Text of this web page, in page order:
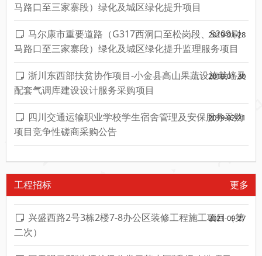
马路口至三家寨段）绿化及城区绿化提升项目
马尔康市重要道路（G317西洞口至松岗段、S209刷
马路口至三家寨段）绿化及城区绿化提升监理服务项目
2019-01-28
浙川东西部扶贫协作项目-小金县高山果蔬设施栽培及
配套气调库建设设计服务采购项目
2019-01-30
四川交通运输职业学校学生宿舍管理及安保服务采购
项目竞争性磋商采购公告
2019-02-21
更多
工程招标
兴盛西路2号3栋2楼7-8办公区装修工程施工项目（第
二次）
2021-09-27